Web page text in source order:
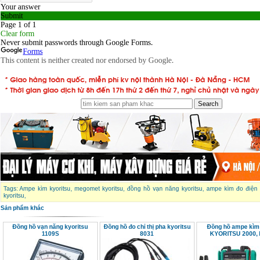
Tags:Ampe kìm kyoritsu,megomet kyoritsu,đồng hồ vạn năng kyoritsu, ampe kìm đo điện
kyoritsu,
Sản phẩm khác
Đồng hồ vạn năng kyoritsu
1109S
Đồng hồ đo chỉ thị pha kyoritsu
8031
Đồng hồ ampe
KYORITSU 2000,